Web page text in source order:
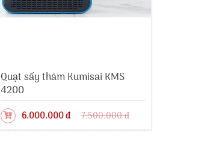
Quạt sấy thảm Kumisai KMS
4200
6.000.000 đ 7.500.000 đ